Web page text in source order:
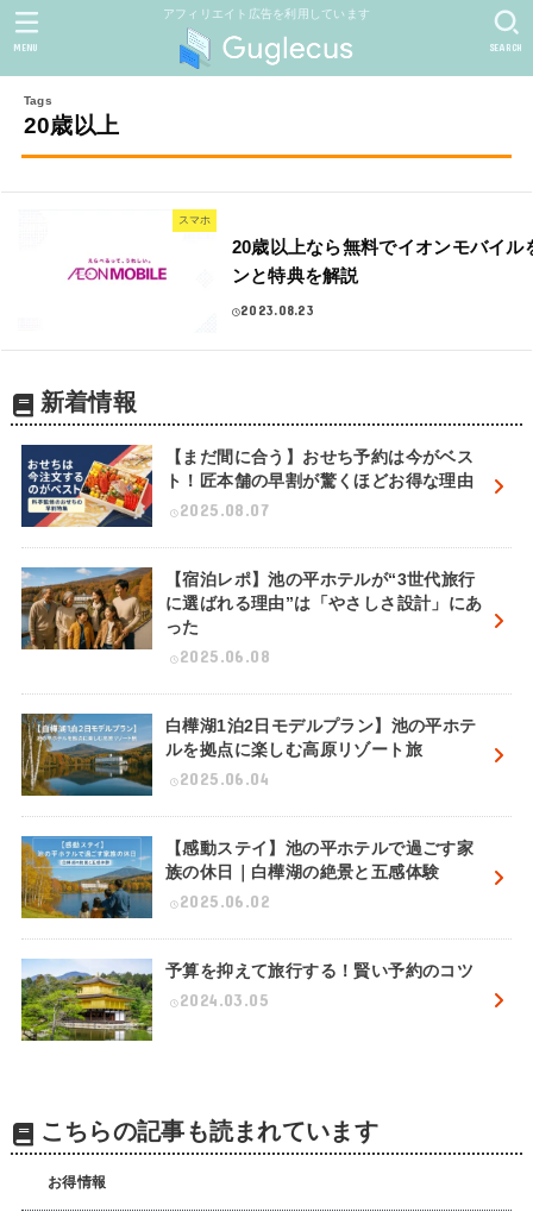
アフィリエイト広告を利用しています
SEARCH
MENU
20歳以上
スマホ
20歳以上なら無料でイオンモバイル
ンと特典を解説
2023.08.23
新着情報
【まだ間に合う】おせち予約は今がベス
ト！匠本舗の早割が驚くほどお得な理由
2025.08.07
【宿泊レポ】池の平ホテルが“3世代旅行
に選ばれる理由”は「やさしさ設計」にあ
った
2025.06.08
白樺湖1泊2日モデルプラン】池の平ホテ
ルを拠点に楽しむ高原リゾート旅
2025.06.04
【感動ステイ】池の平ホテルで過ごす家
族の休日｜白樺湖の絶景と五感体験
2025.06.02
予算を抑えて旅行する！賢い予約のコツ
2024.03.05
こちらの記事も読まれています
お得情報